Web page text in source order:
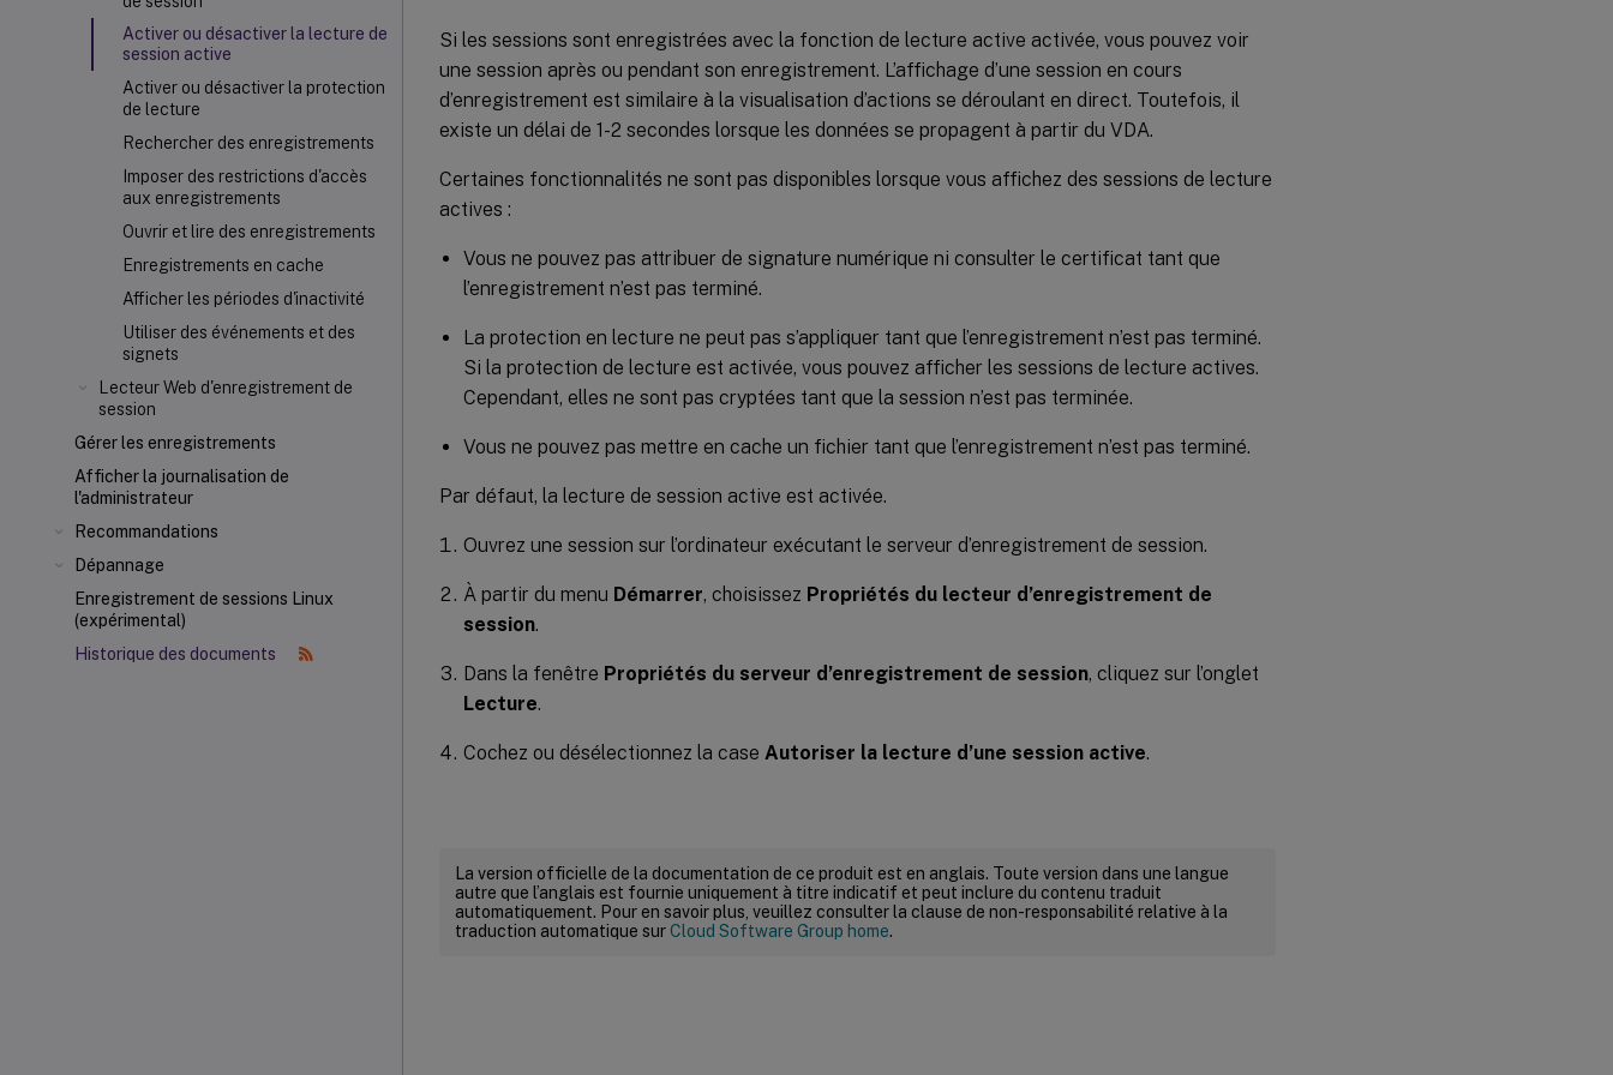
Activer ou désactiver la lecture de
session active
Activer ou désactiver la protection
de lecture
Rechercher des enregistrements
Imposer des restrictions d'accès
aux enregistrements
Ouvrir et lire des enregistrements
Enregistrements en cache
Afficher les périodes d'inactivité
Utiliser des événements et des
signets
Lecteur Web d'enregistrement de
session
Gérer les enregistrements
Afficher la journalisation de
l'administrateur
Recommandations
Dépannage
Enregistrement de sessions Linux
(expérimental)
Historique des documents
Si les sessions sont enregistrées avec la fonction de lecture active activée, vous pouvez voir
une session après ou pendant son enregistrement. L’affichage d’une session en cours
d’enregistrement est similaire à la visualisation d’actions se déroulant en direct. Toutefois, il
existe un délai de 1-2 secondes lorsque les données se propagent à partir du VDA.
Certaines fonctionnalités ne sont pas disponibles lorsque vous affichez des sessions de lecture
actives :
Vous ne pouvez pas attribuer de signature numérique ni consulter le certificat tant que
l’enregistrement n’est pas terminé.
La protection en lecture ne peut pas s’appliquer tant que l’enregistrement n’est pas terminé.
Si la protection de lecture est activée, vous pouvez afficher les sessions de lecture actives.
Cependant, elles ne sont pas cryptées tant que la session n’est pas terminée.
Vous ne pouvez pas mettre en cache un fichier tant que l’enregistrement n’est pas terminé.
Par défaut, la lecture de session active est activée.
Ouvrez une session sur l’ordinateur exécutant le serveur d’enregistrement de session.
À partir du menu Démarrer, choisissez Propriétés du lecteur d’enregistrement de
session.
Dans la fenêtre Propriétés du serveur d’enregistrement de session, cliquez sur l’onglet
Lecture.
Cochez ou désélectionnez la case Autoriser la lecture d’une session active.
La version officielle de la documentation de ce produit est en anglais. Toute version dans une langue
autre que l’anglais est fournie uniquement à titre indicatif et peut inclure du contenu traduit
automatiquement. Pour en savoir plus, veuillez consulter la clause de non-responsabilité relative à la
traduction automatique surCloud Software Group home.